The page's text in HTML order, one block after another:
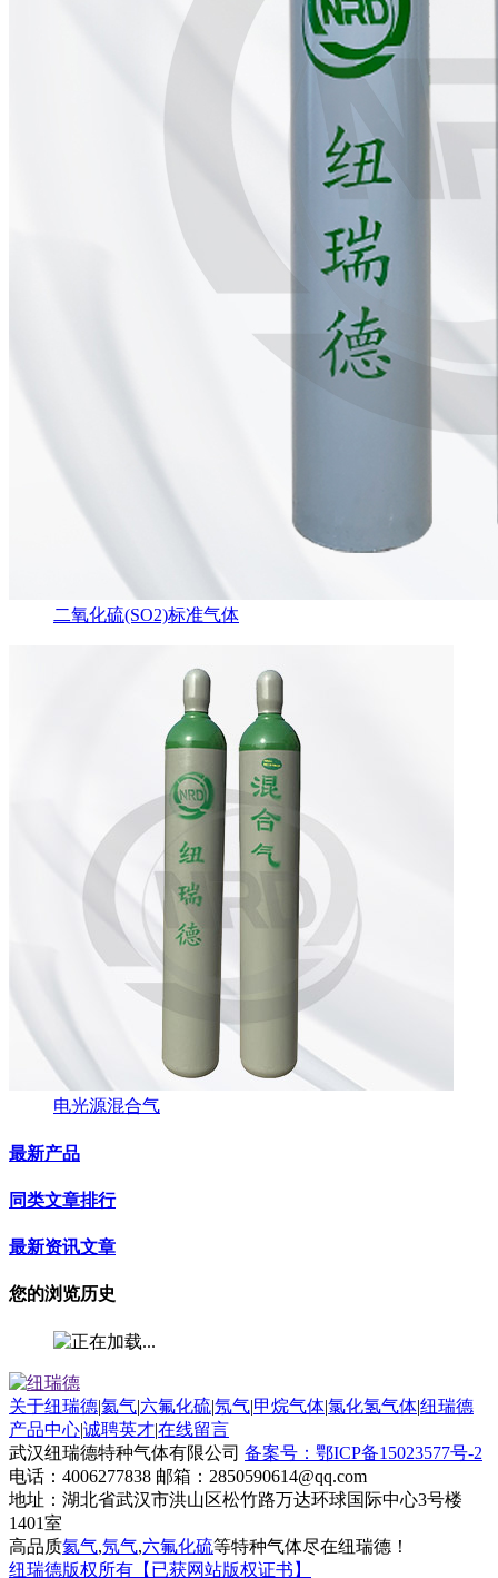
二氧化硫(SO2)标准气体
电光源混合气
最新产品
同类文章排行
最新资讯文章
您的浏览历史
关于纽瑞德|氦气|六氟化硫|氖气|甲烷气体|氯化氢气体|纽瑞德
产品中心|诚聘英才|在线留言
武汉纽瑞德特种气体有限公司 备案号：鄂ICP备15023577号-2
电话：4006277838 邮箱：2850590614@qq.com
地址：湖北省武汉市洪山区松竹路万达环球国际中心3号楼
1401室
高品质氦气,氖气,六氟化硫等特种气体尽在纽瑞德！
纽瑞德版权所有【已获网站版权证书】